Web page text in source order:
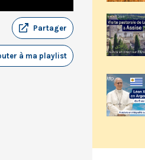
Partager
à ma playlist